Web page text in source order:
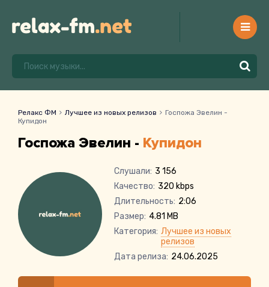
Релакс ФМ Лучшее из новых релизов
Госпожа Эвелин -
Купидон
Госпожа Эвелин - Купидон
Слушали: 3 156
Качество: 320 kbps
Длительность: 2:06
Размер: 4.81 MB
Категория: Лучшее из новых
релизов
Дата релиза: 24.06.2025